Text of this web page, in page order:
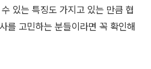
있는 특징도 가지고 있는 만큼 협
를 고민하는 분들이라면 꼭 확인해